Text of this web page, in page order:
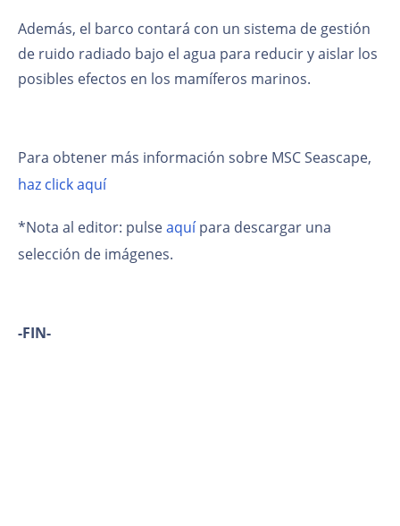
Además, el barco contará con un sistema de gestión
de ruido radiado bajo el agua para reducir y aislar los
posibles efectos en los mamíferos marinos.
Para obtener más información sobre MSC Seascape,
haz click aquí
*Nota al editor: pulseaquípara descargar una
selección de imágenes.
-FIN-